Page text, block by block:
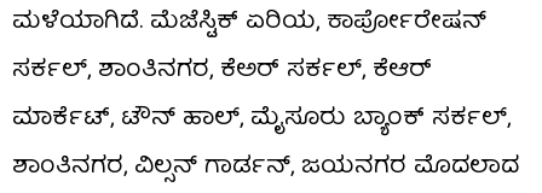
ಮಳೆಯಾಗಿದೆ. ಮೆಜೆಸ್ಟಿಕ್ ಏರಿಯ, ಕಾರ್ಪೋರೇಷನ್
ಸರ್ಕಲ್, ಶಾಂತಿನಗರ, ಕೆಅರ್ ಸರ್ಕಲ್, ಕೆಆರ್
ಮಾರ್ಕೆಟ್, ಟೌನ್ ಹಾಲ್, ಮೈಸೂರು ಬ್ಯಾಂಕ್ ಸರ್ಕಲ್,
ಶಾಂತಿನಗರ, ವಿಲ್ಸನ್ ಗಾರ್ಡನ್, ಜಯನಗರ ಮೊದಲಾದ